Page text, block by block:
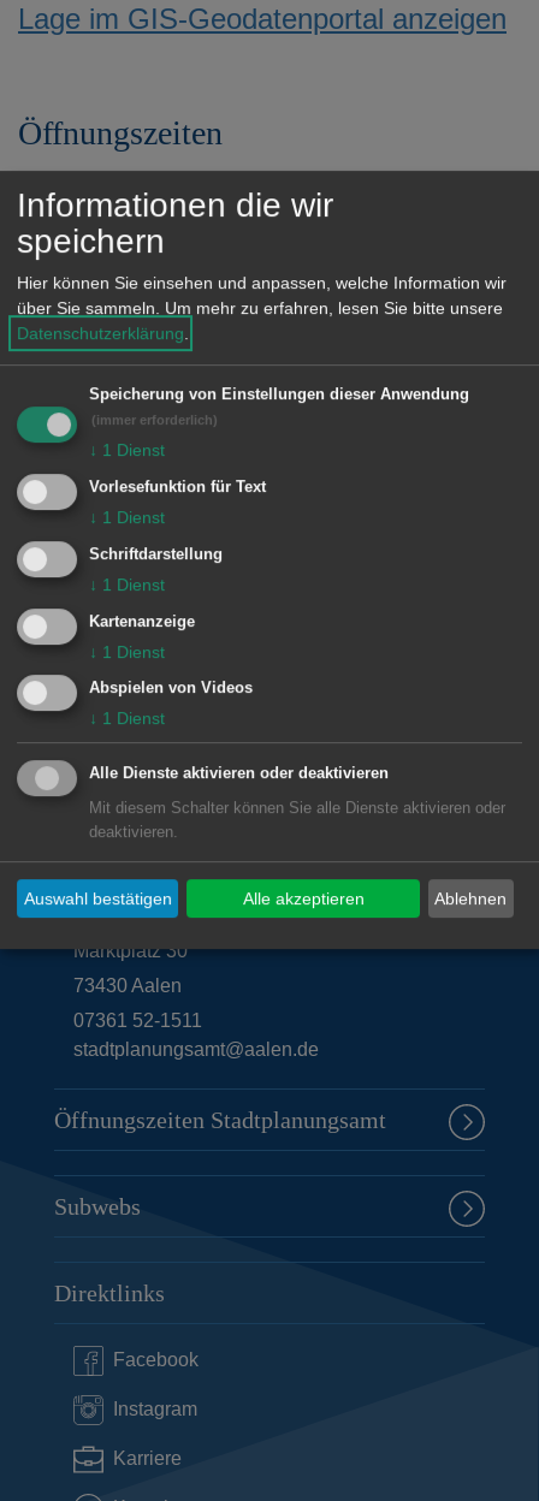
Lage im GIS-Geodatenportal anzeigen
Öffnungszeiten
Montag 8.30 bis 12 Uhr und 14 bis 16
Uhr
Dienstag 8.30 bis 12 Uhr und 14 bis 16
Uhr
Mittwoch 8.30 bis 12 Uhr
Donnerstag 8.30 bis 12 Uhr und 14 bis
18 Uhr
Freitag 8.30 bis 12 Uhr
sowie nach Vereinbarung
Zuständige Dienststellen
Stadtplanungsamt
Unsere Anschrift
Stadtplanungsamt
Marktplatz 30
73430Aalen
07361 52-1511
stadtplanungsamt@aalen.de
Öffnungszeiten Stadtplanungsamt
Subwebs
Direktlinks
Facebook
Instagram
Karriere
Informationen die wir
speichern
Hier können Sie einsehen und anpassen, welche Information wir
über Sie sammeln. Um mehr zu erfahren, lesen Sie bitte unsere
Datenschutzerklärung.
Speicherung von Einstellungen dieser Anwendung
(immer erforderlich)
↓ 1 Dienst
Vorlesefunktion für Text
↓ 1 Dienst
Schriftdarstellung
↓ 1 Dienst
Kartenanzeige
↓ 1 Dienst
Abspielen von Videos
↓ 1 Dienst
Alle Dienste aktivieren oder deaktivieren
Mit diesem Schalter können Sie alle Dienste aktivieren oder
deaktivieren.
Ablehnen
Auswahl bestätigen Alle akzeptieren